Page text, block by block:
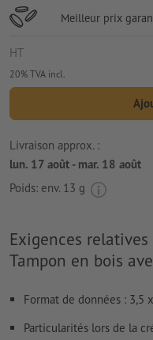
Meilleur prix
HT
20% TVA incl.
Livraison approx. :
lun. 17 août - mar. 18 août
Poids: env. 13 g
Exigences
Tampon en bois
Format de données : 3,5
Particularités lors de la